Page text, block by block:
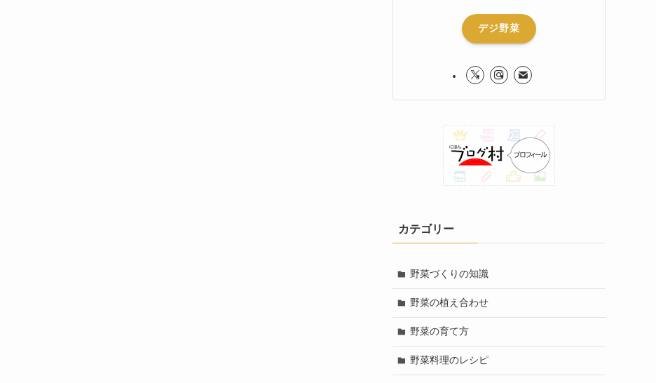
デジ野菜
カテゴリー
野菜づくりの知識
野菜の植え合わせ
野菜の育て方
野菜料理のレシピ